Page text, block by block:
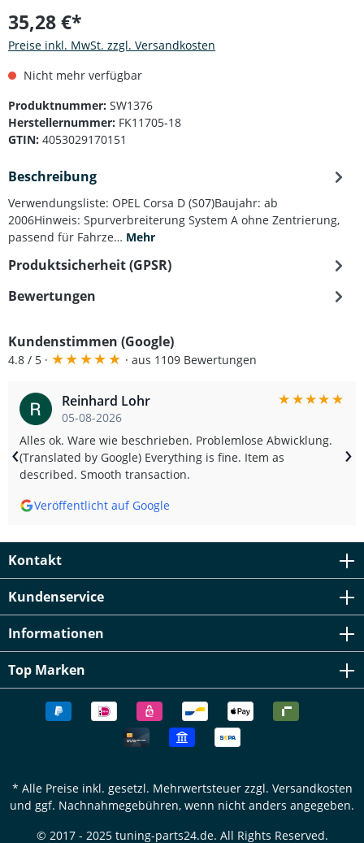
35,28 €*
Preise inkl. MwSt. zzgl. Versandkosten
Nicht mehr verfügbar
Produktnummer: SW1376
Herstellernummer: FK11705-18
GTIN: 4053029170151
Beschreibung
Verwendungsliste: OPEL Corsa D (S07)Baujahr: ab
2006Hinweis: Spurverbreiterung System A ohne Zentrierung,
passend für Fahrze… Mehr
Produktsicherheit (GPSR)
Bewertungen
Kundenstimmen (Google)
4.8 / 5 · ★★★★★ · aus 1109 Bewertungen
Reinhard Lohr
05-08-2026
★★★★★
Alles ok. Ware wie beschrieben. Problemlose Abwicklung.
(Translated by Google) Everything is fine. Item as
described. Smooth transaction.
Veröffentlicht auf Google
‹ ›
Kontakt
Kundenservice
Informationen
Top Marken
* Alle Preise inkl. gesetzl. Mehrwertsteuer zzgl. Versandkosten
und ggf. Nachnahmegebühren, wenn nicht anders angegeben.
© 2017 - 2025 tuning-parts24.de. All Rights Reserved.